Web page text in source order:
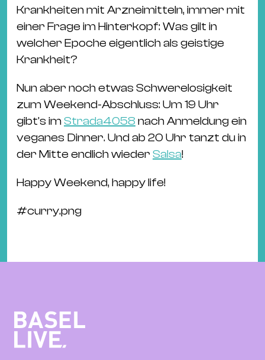
Krankheiten mit Arzneimitteln, immer mit
einer Frage im Hinterkopf: Was gilt in
welcher Epoche eigentlich als geistige
Krankheit?
Nun aber noch etwas Schwerelosigkeit
zum Weekend-Abschluss: Um 19 Uhr
gibt's imStrada4058 nach Anmeldung ein
veganes Dinner. Und ab 20 Uhr tanzt du in
der Mitte endlich wieder Salsa!
Happy Weekend, happy life!
#curry.png